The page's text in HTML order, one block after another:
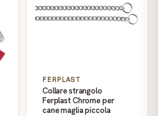
FERPLAST
Collare strangolo
Ferplast Chrome per
cane maglia piccola